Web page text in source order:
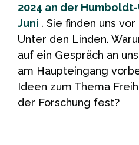
2024 an der
Juni . Sie finden uns
Unter den Linden.
auf ein Gespräch an
am Haupteingang
Ideen zum Thema
der Forschung fest?